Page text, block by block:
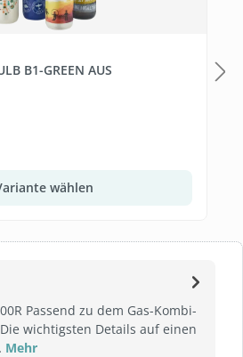
Passend zu dem Gas-Kombi-
wichtigsten Details auf einen
Mehr
B1-GREEN AUS
wählen